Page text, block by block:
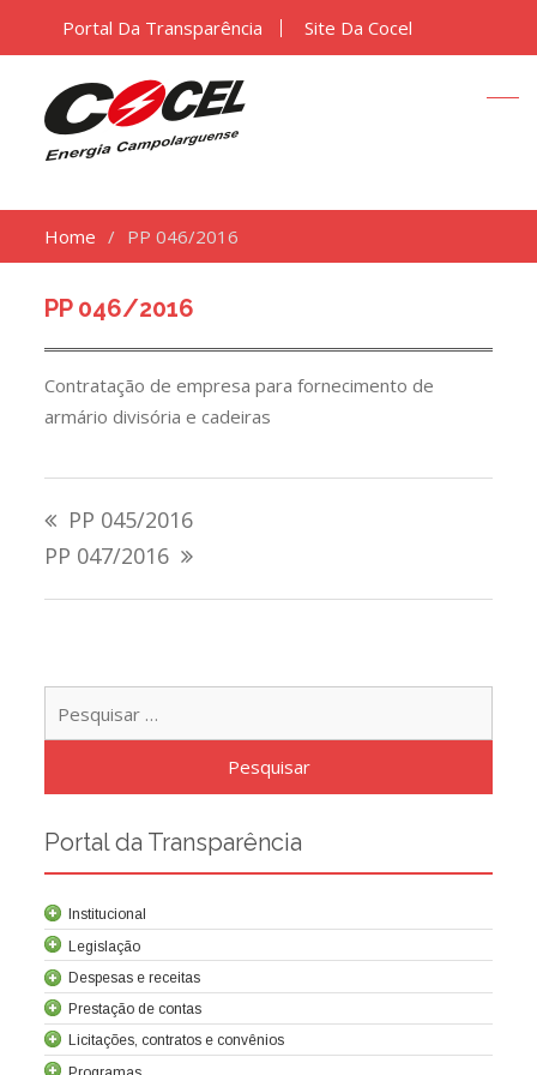
Portal Da Transparência Site Da Cocel
Home PP 046/2016
PP 046/2016
Contratação de empresa para fornecimento de
armário divisória e cadeiras
PP 045/2016
PP 047/2016
Portal da Transparência
Institucional
Legislação
Despesas e receitas
Prestação de contas
Licitações, contratos e convênios